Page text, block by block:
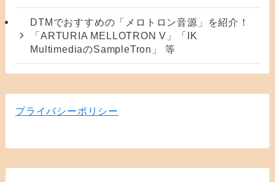
DTMでおすすめの「メロトロン音源」を紹介！
「ARTURIA MELLOTRON V」「IK
MultimediaのSampleTron」 等
プライバシーポリシー